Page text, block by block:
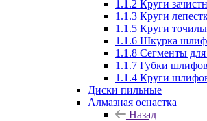
1.1.2 Круги
1.1.3 Круги
1.1.5 Круги
1.1.6 Шкурка
1.1.8 Сегменты
1.1.7 Губки
1.1.4 Круги
Диски пильные
Алмазная оснастка
Назад